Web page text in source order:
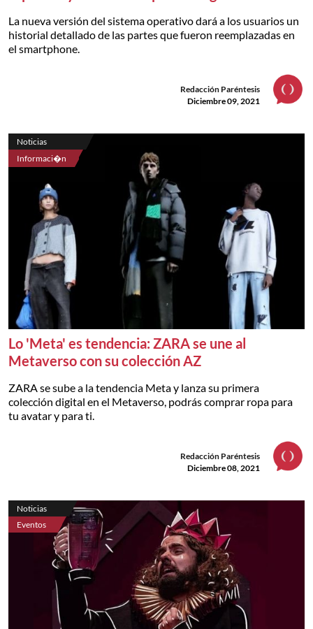
La nueva versión del sistema operativo dará a los usuarios un
historial detallado de las partes que fueron reemplazadas en
el smartphone.
Redacción Paréntesis
Diciembre 09, 2021
Noticias
Informaci�n
Lo 'Meta' es tendencia: ZARA se une al
Metaverso con su colección AZ
ZARA se sube a la tendencia Meta y lanza su primera
colección digital en el Metaverso, podrás comprar ropa para
tu avatar y para ti.
Redacción Paréntesis
Diciembre 08, 2021
Noticias
Eventos